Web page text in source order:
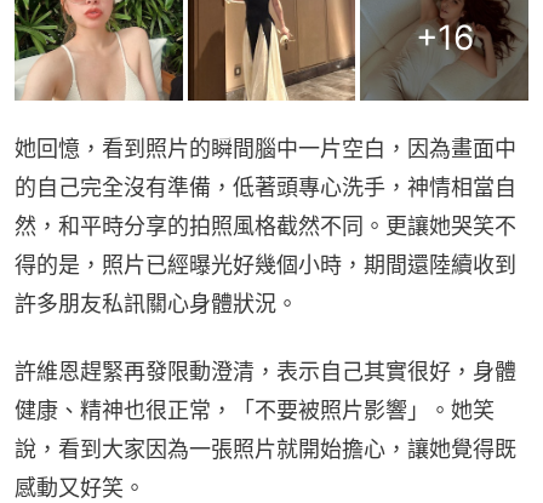
+16
她回憶，看到照片的瞬間腦中一片空白，因為畫面中
的自己完全沒有準備，低著頭專心洗手，神情相當自
然，和平時分享的拍照風格截然不同。更讓她哭笑不
得的是，照片已經曝光好幾個小時，期間還陸續收到
許多朋友私訊關心身體狀況。
許維恩趕緊再發限動澄清，表示自己其實很好，身體
健康、精神也很正常，「不要被照片影響」。她笑
說，看到大家因為一張照片就開始擔心，讓她覺得既
感動又好笑。